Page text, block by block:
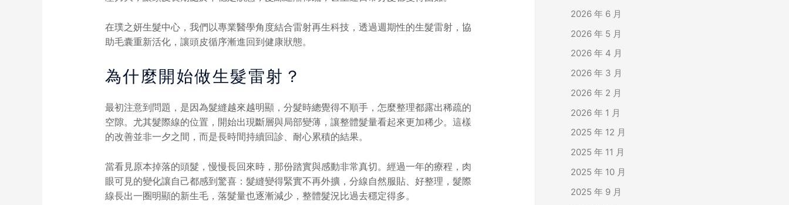
在璞之妍生髮中心，我們以專業醫學角度結合雷射再生科技，透過週期性的生髮雷射，協
助毛囊重新活化，讓頭皮循序漸進回到健康狀態。
為什麼開始做生髮雷射？
最初注意到問題，是因為髮縫越來越明顯，分髮時總覺得不順手，怎麼整理都露出稀疏的
空隙。尤其髮際線的位置，開始出現斷層與局部變薄，讓整體髮量看起來更加稀少。這樣
的改善並非一夕之間，而是長時間持續回診、耐心累積的結果。
當看見原本掉落的頭髮，慢慢長回來時，那份踏實與感動非常真切。經過一年的療程，肉
眼可見的變化讓自己都感到驚喜：髮縫變得緊實不再外擴，分線自然服貼、好整理，髮際
線長出一圈明顯的新生毛，落髮量也逐漸減少，整體髮況比過去穩定得多。
2026 年 6 月
2026 年 5 月
2026 年 4 月
2026 年 3 月
2026 年 2 月
2026 年 1 月
2025 年 12 月
2025 年 11 月
2025 年 10 月
2025 年 9 月